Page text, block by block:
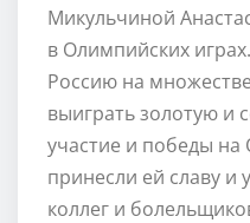
Микульчиной
в Олимпийских
Россию на
выиграть золотую и
участие и победы на
принесли ей славу и
коллег и